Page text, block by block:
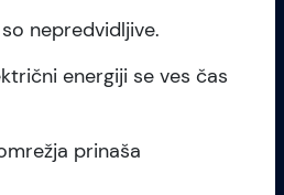
nepredvidljive.
energiji se ves čas
prinaša